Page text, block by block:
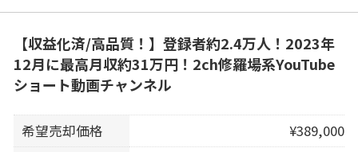
【収益化済/高品質！】登録者約2.4万人！2023年
12月に最高月収約31万円！2ch修羅場系YouTube
ショート動画チャンネル
希望売却価格
¥389,000